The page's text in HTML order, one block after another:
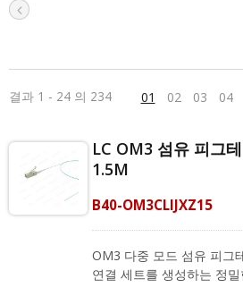
결과 1 - 24 의 234 01 02 03 04
LC OM3 섬유 피그
1.5M
B40-OM3CLIJXZ15
OM3 다중 모드 섬유 피그
연결 세트를 생성하는 정